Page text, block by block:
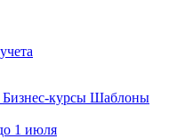
Бизнес-курсы Шаблоны
1 июля